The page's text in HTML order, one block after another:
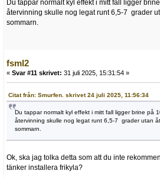
Du tappar normalt kyl effekt i mitt fall ligger
återvinning skulle nog legat runt 6,5-7 grader
sommarn.
fsml2
« Svar #11 skrivet: 31 juli 2025, 15:31:54 »
Citat från: Smurfen. skrivet 24 juli 2025, 11:56:34
Du tappar normalt kyl effekt i mitt fall ligger brine på
återvinning skulle nog legat runt 6,5-7 grader utan
sommarn.
Ok, ska jag tolka detta som att du inte
tänker installera frikyla?